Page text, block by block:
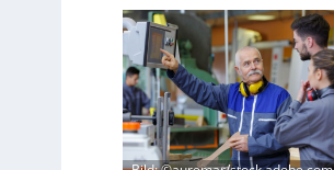
S
I
-
I
n
d
e
x
u
t
s
c
h
e
W
i